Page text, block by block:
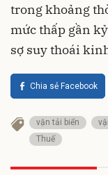
trong khoảng
mức thấp gần
sợ suy thoái
Chia sẻ Facebook
vận tải biển
Thuế